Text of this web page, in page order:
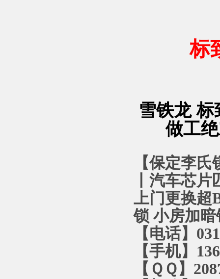
标
雪铁龙
做工
【保定李
丨汽车芯
上门更换超
锁 小房加
【电话】
【手机】
【ＱＱ】